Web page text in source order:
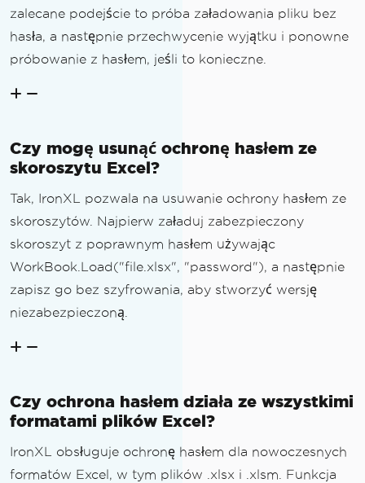
zalecane podejście to próba załadowania pliku bez
hasła, a następnie przechwycenie wyjątku i ponowne
próbowanie z hasłem, jeśli to konieczne.
Czy mogę usunąć ochronę hasłem ze
skoroszytu Excel?
Tak, IronXL pozwala na usuwanie ochrony hasłem ze
skoroszytów. Najpierw załaduj zabezpieczony
skoroszyt z poprawnym hasłem używając
WorkBook.Load("file.xlsx", "password"), a następnie
zapisz go bez szyfrowania, aby stworzyć wersję
niezabezpieczoną.
Czy ochrona hasłem działa ze wszystkimi
formatami plików Excel?
IronXL obsługuje ochronę hasłem dla nowoczesnych
formatów Excel, w tym plików .xlsx i .xlsm. Funkcja